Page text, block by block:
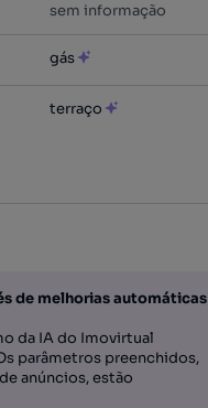
sem informação
gás
terraço
de melhorias automáticas
da IA do Imovirtual
parâmetros preenchidos,
anúncios, estão